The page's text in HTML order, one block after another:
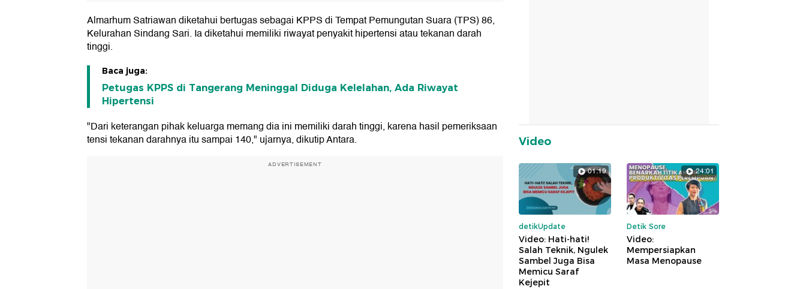
Almarhum Satriawan diketahui bertugas sebagai KPPS di Tempat Pemungutan Suara (TPS) 86,
Kelurahan Sindang Sari. Ia diketahui memiliki riwayat penyakit hipertensi atau tekanan darah
tinggi.
Baca juga:
Petugas KPPS di Tangerang Meninggal Diduga Kelelahan, Ada Riwayat
Hipertensi
"Dari keterangan pihak keluarga memang dia ini memiliki darah tinggi, karena hasil pemeriksaan
tensi tekanan darahnya itu sampai 140," ujarnya, dikutip Antara.
ADVERTISEMENT
Video
01:19
detikUpdate
Video: Hati-hati!
Salah Teknik, Ngulek
Sambel Juga Bisa
Memicu Saraf
Kejepit
24:01
Detik Sore
Video:
Mempersiapkan
Masa Menopause